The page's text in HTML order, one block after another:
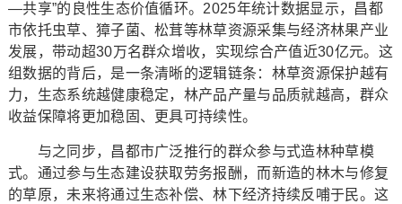
—共享”的良性生态价值循环。2025年统计数据显示，昌都
市依托虫草、獐子菌、松茸等林草资源采集与经济林果产业
发展，带动超30万名群众增收，实现综合产值近30亿元。这
组数据的背后，是一条清晰的逻辑链条：林草资源保护越有
力，生态系统越健康稳定，林产品产量与品质就越高，群众
收益保障将更加稳固、更具可持续性。
与之同步，昌都市广泛推行的群众参与式造林种草模
式。通过参与生态建设获取劳务报酬，而新造的林木与修复
的草原，未来将通过生态补偿、林下经济持续反哺于民。这